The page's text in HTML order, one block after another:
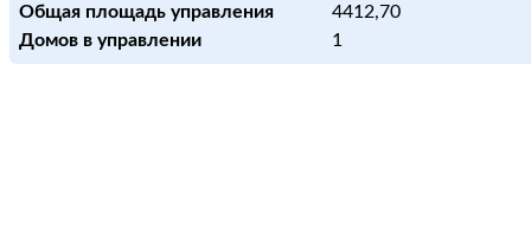
Общая площадь управления
4412,70
Домов в управлении
1